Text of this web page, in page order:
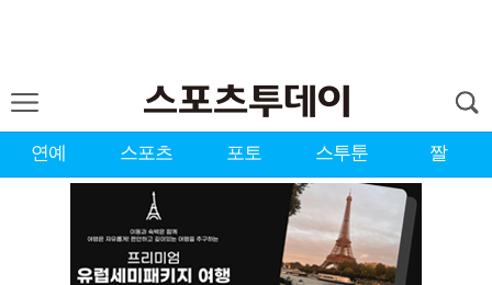
연예 스포츠 포토 스투툰 짤